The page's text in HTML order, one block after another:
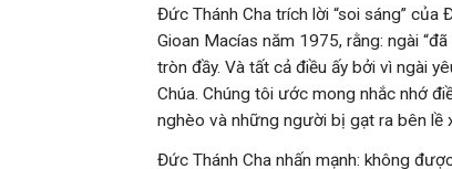
Đức Thánh Cha trích lời “soi sáng”
Gioan Macías năm 1975, rằng: ngài
tròn đầy. Và tất cả điều ấy bởi vì ngài
Chúa. Chúng tôi ước mong nhắc nhớ
nghèo và những người bị gạt ra bên lề
Đức Thánh Cha nhấn mạnh: không